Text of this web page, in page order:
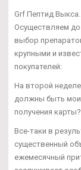
Grf Пептид
Осуществляем
выбор
крупными и
покупателей:
На второй
должны быть мои
получения карты?
Все-таки в
существенный
ежемесячный